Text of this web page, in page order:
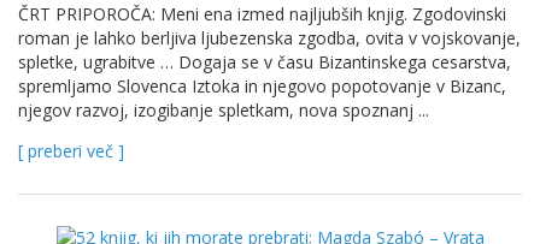
ČRT PRIPOROČA: Meni ena izmed najljubših knjig. Zgodovinski
roman je lahko berljiva ljubezenska zgodba, ovita v vojskovanje,
spletke, ugrabitve … Dogaja se v času Bizantinskega cesarstva,
spremljamo Slovenca Iztoka in njegovo popotovanje v Bizanc,
njegov razvoj, izogibanje spletkam, nova spoznanj ...
[ preberi več ]